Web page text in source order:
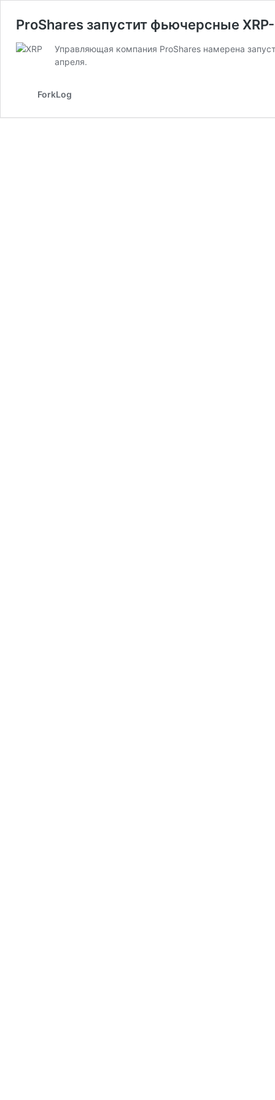
ProShares запустит фьючерсные
Управляющая компания ProShares намерена
апреля.
ForkLog